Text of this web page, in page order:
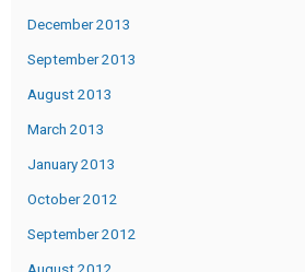
December 2013
September 2013
August 2013
March 2013
January 2013
October 2012
September 2012